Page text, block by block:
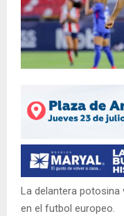
La delantera
en el futbol europeo.